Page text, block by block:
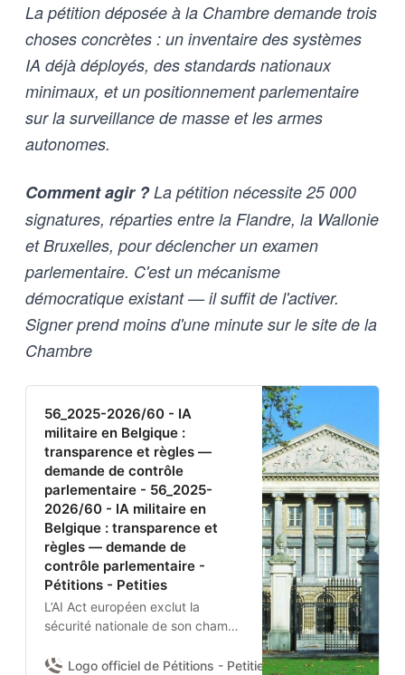
La pétition déposée à la Chambre demande trois
choses concrètes : un inventaire des systèmes
IA déjà déployés, des standards nationaux
minimaux, et un positionnement parlementaire
sur la surveillance de masse et les armes
autonomes.
Comment agir ?La pétition nécessite 25 000
signatures, réparties entre la Flandre, la Wallonie
et Bruxelles, pour déclencher un examen
parlementaire. C'est un mécanisme
démocratique existant — il suffit de l'activer.
Signer prend moins d'une minute sur le site de la
Chambre
56_2025-2026/60 - IA
militaire en Belgique :
transparence et règles —
demande de contrôle
parlementaire - 56_2025-
2026/60 - IA militaire en
Belgique : transparence et
règles — demande de
contrôle parlementaire -
Pétitions - Petities
L’AI Act européen exclut la
sécurité nationale de son champ.
donc l’usage de l’IA par la
Logo officiel de Pétitions - Petities Damien Van